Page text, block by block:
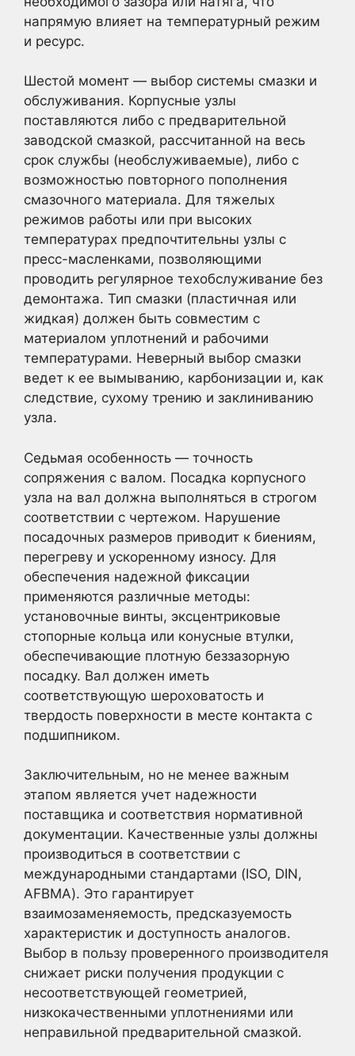
напрямую влияет на температурный режим
и ресурс.
Шестой момент — выбор системы смазки и
обслуживания. Корпусные узлы
поставляются либо с предварительной
заводской смазкой, рассчитанной на весь
срок службы (необслуживаемые), либо с
возможностью повторного пополнения
смазочного материала. Для тяжелых
режимов работы или при высоких
температурах предпочтительны узлы с
пресс-масленками, позволяющими
проводить регулярное техобслуживание без
демонтажа. Тип смазки (пластичная или
жидкая) должен быть совместим с
материалом уплотнений и рабочими
температурами. Неверный выбор смазки
ведет к ее вымыванию, карбонизации и, как
следствие, сухому трению и заклиниванию
узла.
Седьмая особенность — точность
сопряжения с валом. Посадка корпусного
узла на вал должна выполняться в строгом
соответствии с чертежом. Нарушение
посадочных размеров приводит к биениям,
перегреву и ускоренному износу. Для
обеспечения надежной фиксации
применяются различные методы:
установочные винты, эксцентриковые
стопорные кольца или конусные втулки,
обеспечивающие плотную беззазорную
посадку. Вал должен иметь
соответствующую шероховатость и
твердость поверхности в месте контакта с
подшипником.
Заключительным, но не менее важным
этапом является учет надежности
поставщика и соответствия нормативной
документации. Качественные узлы должны
производиться в соответствии с
международными стандартами (ISO, DIN,
AFBMA). Это гарантирует
взаимозаменяемость, предсказуемость
характеристик и доступность аналогов.
Выбор в пользу проверенного производителя
снижает риски получения продукции с
несоответствующей геометрией,
низкокачественными уплотнениями или
неправильной предварительной смазкой.